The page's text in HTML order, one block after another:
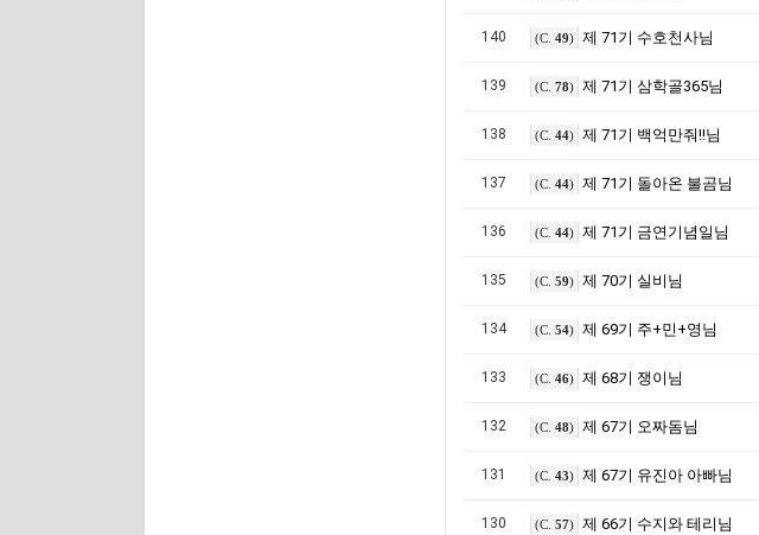
140 (C. 49) 제 71기 수호천사님
139 (C. 78) 제 71기 삼학골365님
138 (C. 44) 제 71기 백억만줘!!님
137 (C. 44) 제 71기 돌아온 불곰님
136 (C. 44) 제 71기 금연기념일님
135 (C. 59) 제 70기 실비님
134 (C. 54) 제 69기 주+민+영님
133 (C. 46) 제 68기 쟁이님
132 (C. 48) 제 67기 오짜돔님
131 (C. 43) 제 67기 유진아 아빠님
130 (C. 57) 제 66기 수지와 테리님